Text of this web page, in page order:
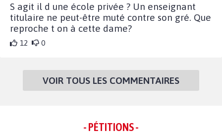
S agit il d une école privée ? Un enseignant
titulaire ne peut-être muté contre son gré. Que
reproche t on à cette dame?
12 0
VOIR TOUS LES COMMENTAIRES
- PÉTITIONS -